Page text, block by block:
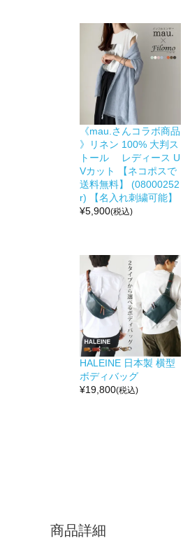
《mau.さんコラボ商品
》リネン 100% 大判ス
トール レディース U
Vカット 【ネコポスで
送料無料】 (08000252
r) 【名入れ刺繍可能】
¥5,900(税込)
HALEINE 日本製 横型
ボディバッグ
¥19,800(税込)
商品詳細